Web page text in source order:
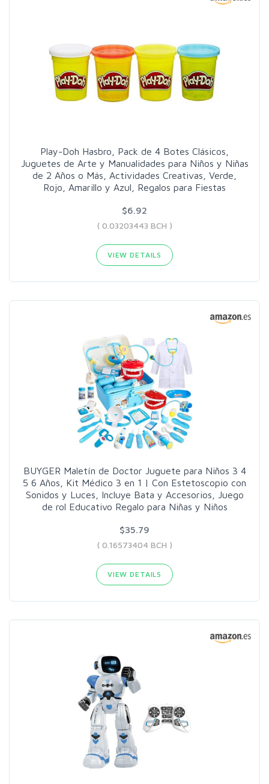
Play-Doh Hasbro, Pack de 4 Botes Clásicos,
Juguetes de Arte y Manualidades para Niños y Niñas
de 2 Años o Más, Actividades Creativas, Verde,
Rojo, Amarillo y Azul, Regalos para Fiestas
$6.92
( 0.03203443 BCH )
VIEW DETAILS
BUYGER Maletín de Doctor Juguete para Niños 3 4
5 6 Años, Kit Médico 3 en 1 | Con Estetoscopio con
Sonidos y Luces, Incluye Bata y Accesorios, Juego
de rol Educativo Regalo para Niñas y Niños
$35.79
( 0.16573404 BCH )
VIEW DETAILS